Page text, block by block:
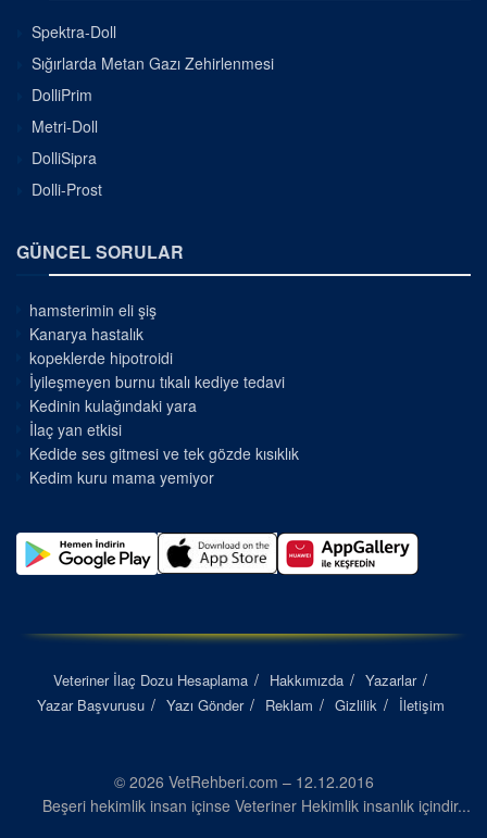
Spektra-Doll
Sığırlarda Metan Gazı Zehirlenmesi
DolliPrim
Metri-Doll
DolliSipra
Dolli-Prost
GÜNCEL SORULAR
hamsterimin eli şiş
Kanarya hastalık
kopeklerde hipotroidi
İyileşmeyen burnu tıkalı kediye tedavi
Kedinin kulağındaki yara
İlaç yan etkisi
Kedide ses gitmesi ve tek gözde kısıklık
Kedim kuru mama yemiyor
Veteriner İlaç Dozu Hesaplama Hakkımızda
Yazarlar
Yazar Başvurusu
Yazı Gönder Reklam Gizlilik İletişim
© 2026 VetRehberi.com – 12.12.2016
Beşeri hekimlik insan içinse Veteriner Hekimlik insanlık içindir...